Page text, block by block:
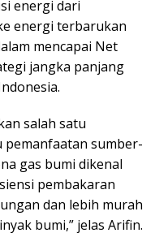
energi dari
energi terbarukan
mencapai Net
jangka panjang
salah satu
sumber-
gas bumi dikenal
pembakaran
dan lebih murah
bumi,” jelas Arifin.